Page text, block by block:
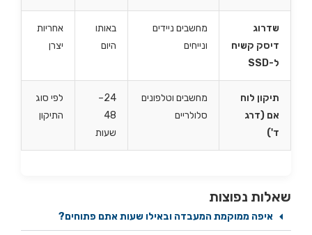
שדרוג
דיסק קשיח
ל-SSD
מחשבים ניידים
ונייחים
באותו
היום
אחריות
יצרן
תיקון לוח
אם (דרג
ד')
מחשבים וטלפונים
סלולריים
24–
48
שעות
לפי סוג
התיקון
שאלות נפוצות
איפה ממוקמת המעבדה ובאילו שעות אתם פתוחים?